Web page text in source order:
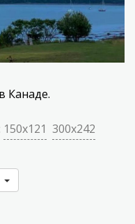
Канаде.
150x121 300x242